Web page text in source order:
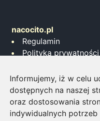
Informujemy, iż w celu
dostępnych na naszej
oraz dostosowania
indywidualnych
nacocito.pl
Regulamin
Polityka prywatności
Współpraca
Napisz do nas
Inwestowanie w
Jakiego brokera